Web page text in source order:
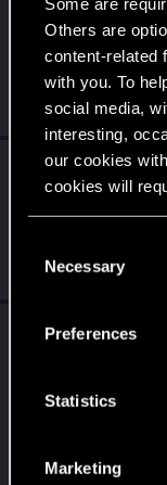
Others are
content-related
with you. To
social media,
interesting,
our cookies
cookies will
and tweak your
Necessary
Preferences
Statistics
Marketing
thread
RED
Produkcja
za free na
Thursday at
HuntMocy
thread
RED
Moonlighter
Thursday at
HuntMocy
Przez długi
Tuesday at 2:57